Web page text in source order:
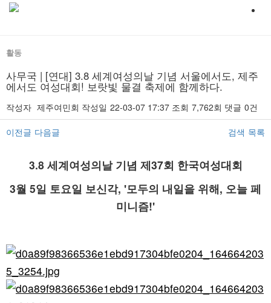
활동
사무국 | [연대] 3.8 세계여성의날 기념 서울에서도, 제주
에서도 여성대회! 보랏빛 물결 축제에 함께하다.
작성자 제주여민회 작성일 22-03-07 17:37 조회 7,762회 댓글 0건
이전글 다음글 검색 목록
본문
3.8 세계여성의날 기념 제37회 한국여성대회
3월 5일 토요일 보신각, '모두의 내일을 위해, 오늘 페
미니즘!'